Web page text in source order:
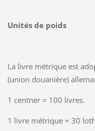
Unités de poids
La livre métrique est
(union douanière)
1 centner = 100 livres.
1 livre métrique = 30